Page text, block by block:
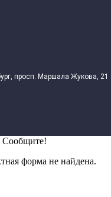
просп. Маршала Жукова, 21
Сообщите!
форма не найдена.